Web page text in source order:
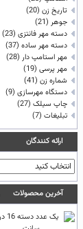
تاريخ زن (20)
جوهر (21)
دسته مهر فانتزی (23)
دسته مهر ساده (37)
مهر استامپ دار (28)
مهر پرسی (19)
شماره زن (41)
دستگاه مهرسازی (9)
چاپ سيلک (27)
تبلیغات (7)
ارائه كنندگان
آخرين محصولات